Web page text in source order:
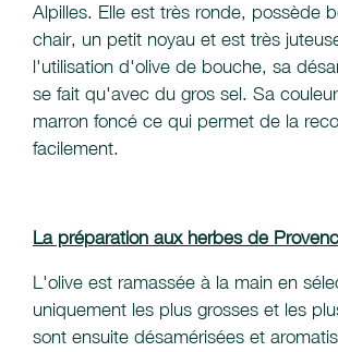
Alpilles. Elle est très ronde, possède
chair, un petit noyau et est très
l'utilisation d'olive de bouche, sa
se fait qu'avec du gros sel. Sa
marron foncé ce qui permet de la
facilement.
La préparation aux herbes de
L'olive est ramassée à la main en
uniquement les plus grosses et les
sont ensuite désamérisées et